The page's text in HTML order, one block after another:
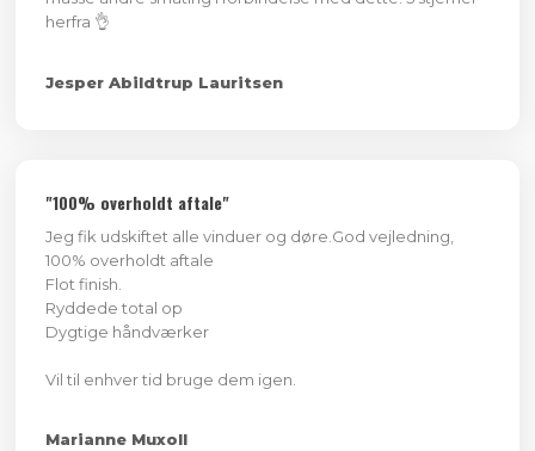
herfra 👌
Jesper Abildtrup Lauritsen
"100% overholdt aftale"
Jeg fik udskiftet alle vinduer og døre.God vejledning,
100% overholdt aftale
Flot finish.
Ryddede total op
Dygtige håndværker
​Vil til enhver tid bruge dem igen.
Marianne Muxoll